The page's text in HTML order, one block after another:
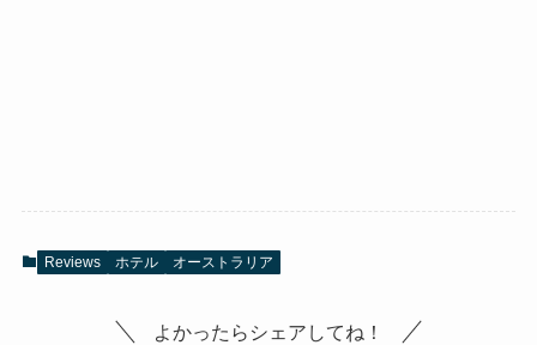
Reviews ホテル オーストラリア
よかったらシェアしてね！